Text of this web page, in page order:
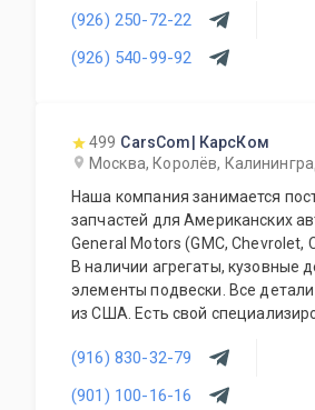
прочего. Предоставляется
на всю продукцию. Приемлемые
система скидок для постоянных
(926) 250-72-22
(926) 540-99-92
499 CarsCom| КарсКом
Москва, Королёв,
Наша компания занимается
запчастей для Американских
General Motors (GMC, Chevrolet,
В наличии агрегаты, кузовные
элементы подвески. Все
из США. Есть свой
у нас детали.
(916) 830-32-79
(901) 100-16-16